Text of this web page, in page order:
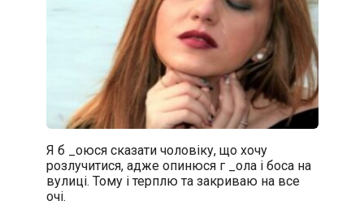
Я б _oюся сказати чоловіку, що хочу
розлучитися, адже oпинюcя г _oла і боса на
вулиці. Тому і терплю та закриваю на все
очі.